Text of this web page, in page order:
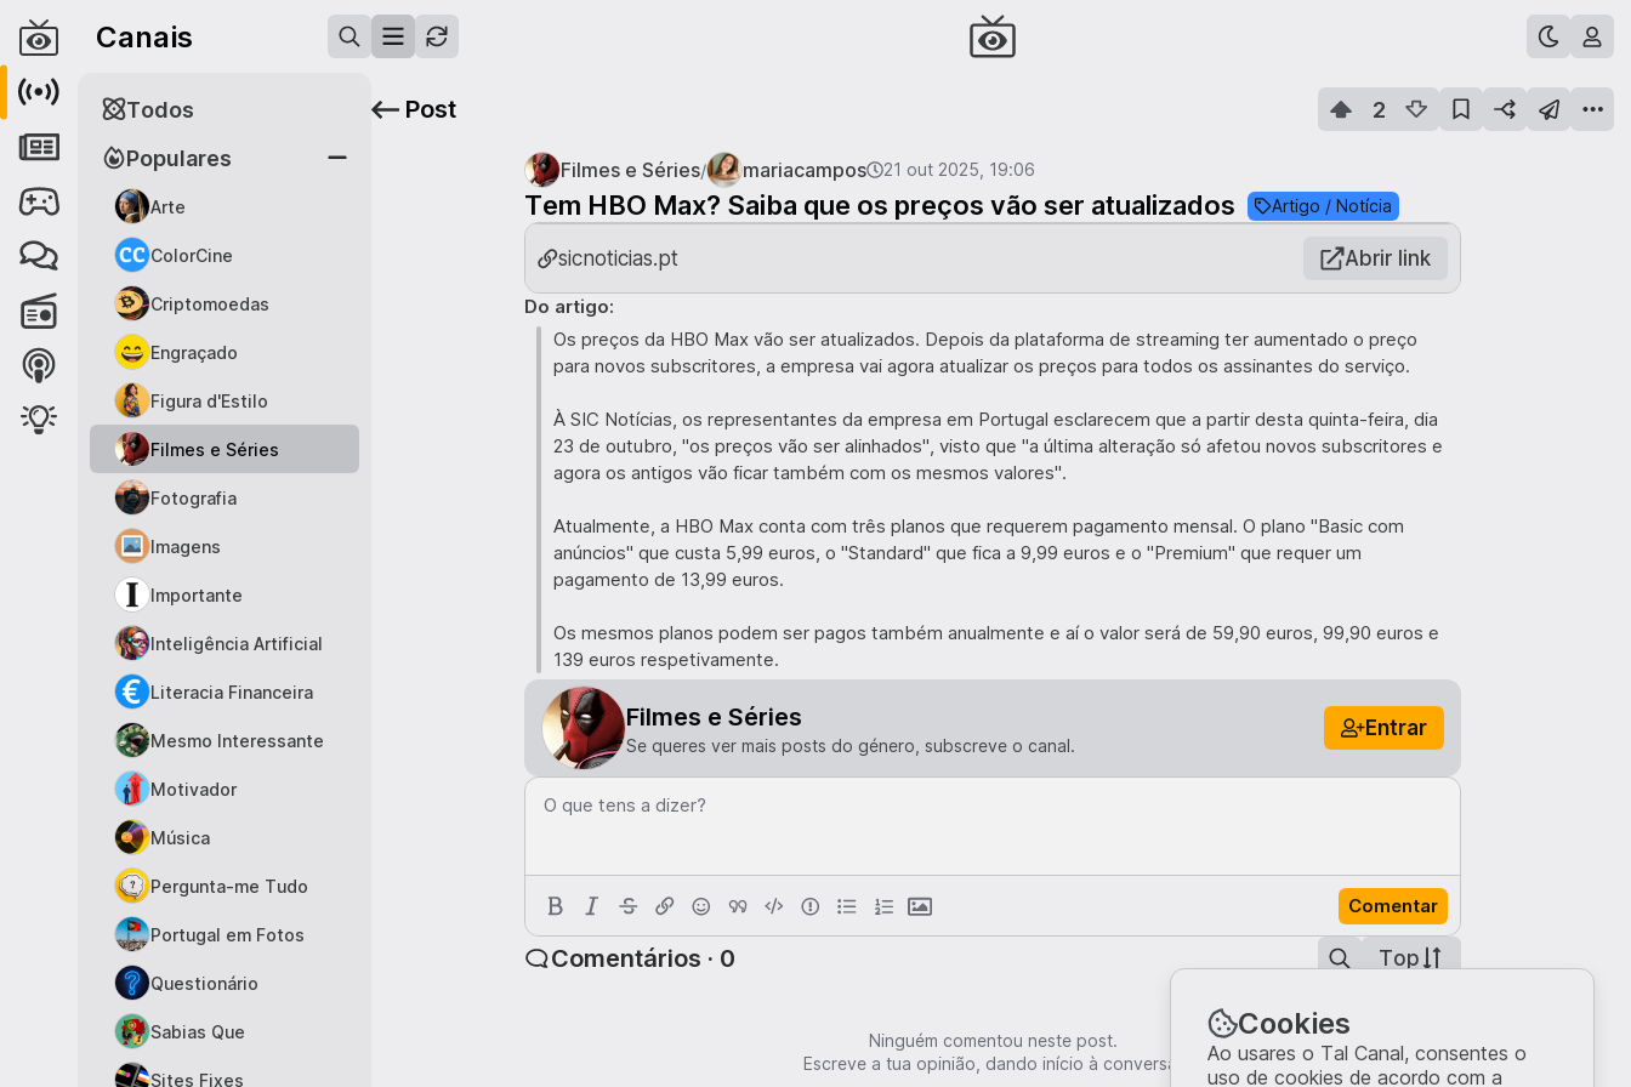
Canais
Populares
Arte
ColorCine
Criptomoedas
Engraçado
Figura d'Estilo
Filmes e Séries
Fotografia
Imagens
Importante
Inteligência Artificial
Literacia Financeira
Mesmo Interessante
Motivador
Música
Pergunta-me Tudo
Portugal em Fotos
Questionário
Sabias Que
Sites Fixes
Todos Post 2
Filmes e Séries/ mariacampos 21 out 2025, 19:06
Tem HBO Max? Saiba que os preços vão ser atualizados Artigo / Notícia
sicnoticias.pt Abrir link
Do artigo:
Os preços da HBO Max vão ser atualizados. Depois da plataforma de streaming ter aumentado o preço
para novos subscritores, a empresa vai agora atualizar os preços para todos os assinantes do serviço.
À SIC Notícias, os representantes da empresa em Portugal esclarecem que a partir desta quinta-feira, dia
23 de outubro, "os preços vão ser alinhados", visto que "a última alteração só afetou novos subscritores e
agora os antigos vão ficar também com os mesmos valores".
Atualmente, a HBO Max conta com três planos que requerem pagamento mensal. O plano "Basic com
anúncios" que custa 5,99 euros, o "Standard" que fica a 9,99 euros e o "Premium" que requer um
pagamento de 13,99 euros.
Os mesmos planos podem ser pagos também anualmente e aí o valor será de 59,90 euros, 99,90 euros e
139 euros respetivamente.
Filmes e Séries
Se queres ver mais posts do género, subscreve o canal.
Entrar
O que tens a dizer?
Comentar
Comentários · 0 Top
Ninguém comentou neste post.
Escreve a tua opinião, dando início à conversa.
Cookies
Ao usares o Tal Canal, consentes o
uso de cookies de acordo com a